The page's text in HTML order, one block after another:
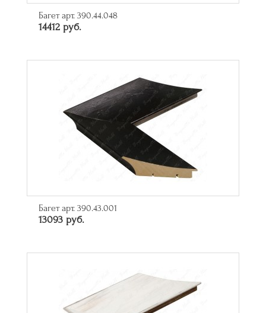
Багет арт. 390.44.048
14412 руб.
Багет арт. 390.43.001
13093 руб.